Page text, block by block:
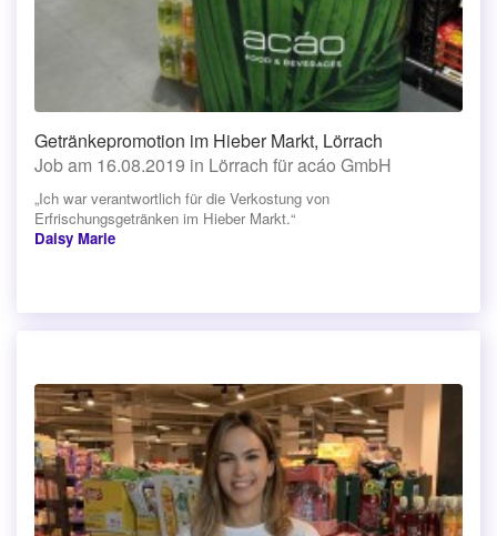
Getränkepromotion im Hieber Markt, Lörrach
Job am 16.08.2019 in Lörrach für acáo GmbH
„Ich war verantwortlich für die Verkostung von
Erfrischungsgetränken im Hieber Markt.“
Daisy Marie